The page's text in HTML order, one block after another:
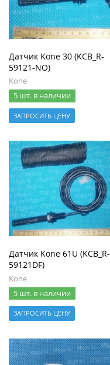
Датчик Kone 30 (KCB_R-
59121-NO)
Kone
5 шт. в наличии
ЗАПРОСИТЬ ЦЕНУ
Датчик Kone 61U (KCB_R-
59121DF)
Kone
5 шт. в наличии
ЗАПРОСИТЬ ЦЕНУ